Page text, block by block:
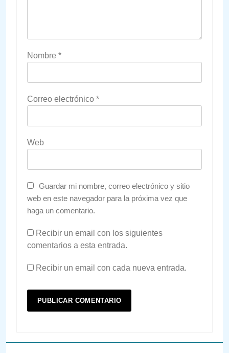
Nombre *
Correo electrónico *
Web
Guardar mi nombre, correo electrónico y sitio
web en este navegador para la próxima vez que
haga un comentario.
Recibir un email con los siguientes
comentarios a esta entrada.
Recibir un email con cada nueva entrada.